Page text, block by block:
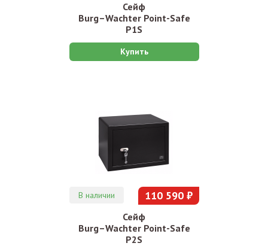
Сейф
Burg–Wachter Point-Safe
P1S
Купить
В наличии 110 590 ₽
Сейф
Burg–Wachter Point-Safe
P2S